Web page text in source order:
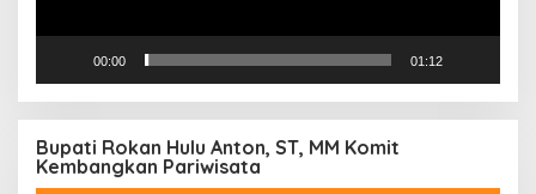
00:00 01:12
Bupati Rokan Hulu Anton, ST, MM Komit
Kembangkan Pariwisata